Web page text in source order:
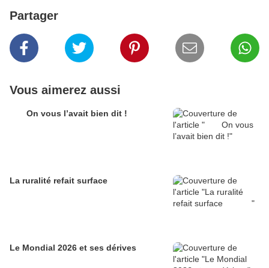
Partager
Vous aimerez aussi
On vous l’avait bien dit !
Le Mondial 2026 et ses dérives